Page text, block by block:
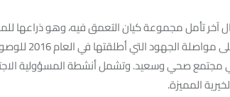
آخر تأمل مجموعة كيان التعمق فيه، وهو ذراعها
المنظمة
مجتمع صحي وسعيد. وتشمل أنشطة المسؤولية
المميزة.